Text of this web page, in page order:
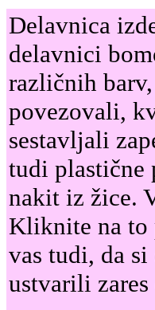
Delavnica
delavnici
različnih
povezovali,
sestavljali
tudi plastične
nakit iz žice.
Kliknite na to
vas tudi, da
ustvarili